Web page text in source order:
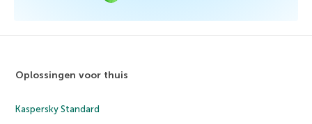
Oplossingen voor thuis
Kaspersky Standard